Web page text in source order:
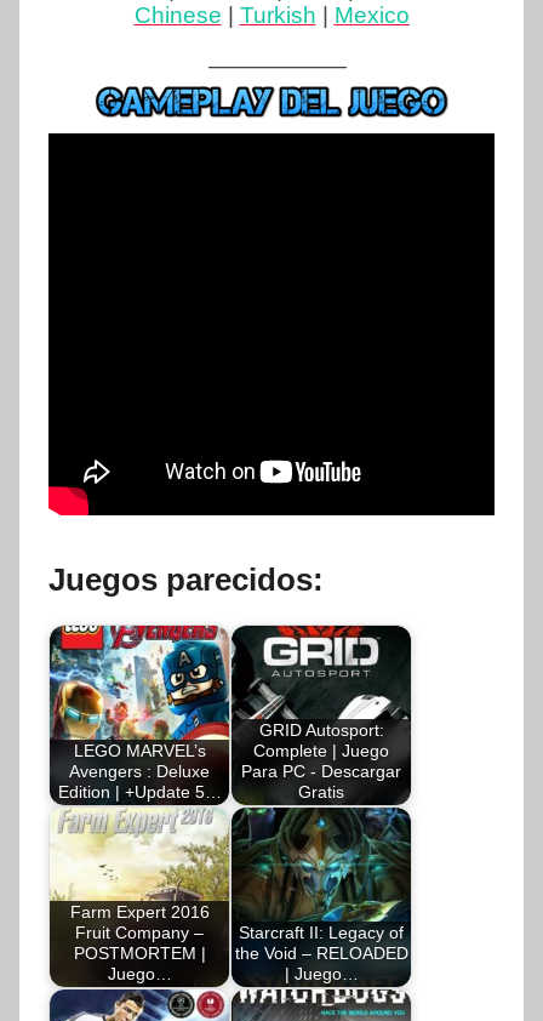
Chinese | Turkish | Mexico
——————
Juegos parecidos:
LEGO MARVEL’s
Avengers : Deluxe
Edition | +Update 5…
GRID Autosport:
Complete | Juego
Para PC - Descargar
Gratis
Farm Expert 2016
Fruit Company –
POSTMORTEM |
Juego…
Starcraft II: Legacy of
the Void – RELOADED
| Juego…